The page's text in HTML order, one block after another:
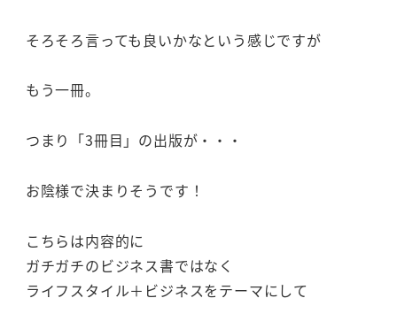
そろそろ言っても良いかなという感じですが
もう一冊。
つまり「3冊目」の出版が・・・
お陰様で決まりそうです！
こちらは内容的に
ガチガチのビジネス書ではなく
ライフスタイル＋ビジネスをテーマにして